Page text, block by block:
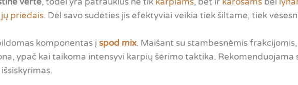
priedais. Dėl savo sudėties jis efektyviai veikia tiek šiltame, tiek
komponentas į spod mix. Maišant su stambesnėmis frakcijomis,
ypač kai taikoma intensyvi karpių šėrimo taktika. Rekomenduojama